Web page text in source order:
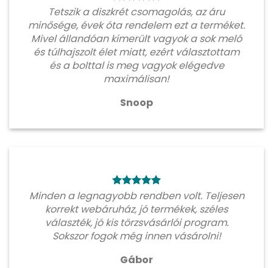
Tetszik a diszkrét csomagolás, az áru
minősége, évek óta rendelem ezt a terméket.
Mivel állandóan kimerült vagyok a sok meló
és túlhajszolt élet miatt, ezért választottam
és a bolttal is meg vagyok elégedve
maximálisan!
Snoop
Minden a legnagyobb rendben volt. Teljesen
korrekt webáruház, jó termékek, széles
választék, jó kis törzsvásárlói program.
Sokszor fogok még innen vásárolni!
Gábor